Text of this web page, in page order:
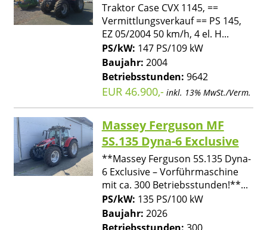
Traktor Case CVX 1145, ==
Vermittlungsverkauf == PS 145,
EZ 05/2004 50 km/h, 4 el. H...
PS/kW: 147 PS/109 kW
Baujahr: 2004
Betriebsstunden: 9642
EUR 46.900,- inkl. 13% MwSt./Verm.
Massey Ferguson MF
5S.135 Dyna-6 Exclusive
**Massey Ferguson 5S.135 Dyna-
6 Exclusive – Vorführmaschine
mit ca. 300 Betriebsstunden!**...
PS/kW: 135 PS/100 kW
Baujahr: 2026